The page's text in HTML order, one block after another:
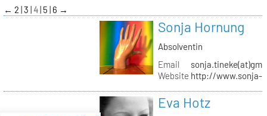
zum
Inhalt
← 2 3 4 5 6 →
Sonja Hornung
Absolventin
Email
Website http://www.sonja-
Eva Hotz